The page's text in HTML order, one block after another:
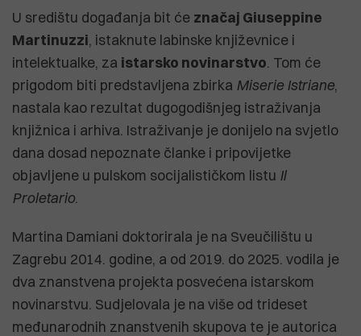
U središtu događanja bit će značaj Giuseppine
Martinuzzi, istaknute labinske književnice i
intelektualke, za istarsko novinarstvo. Tom će
prigodom biti predstavljena zbirka Miserie Istriane,
nastala kao rezultat dugogodišnjeg istraživanja
knjižnica i arhiva. Istraživanje je donijelo na svjetlo
dana dosad nepoznate članke i pripovijetke
objavljene u pulskom socijalističkom listu Il
Proletario.
Martina Damiani doktorirala je na Sveučilištu u
Zagrebu 2014. godine, a od 2019. do 2025. vodila je
dva znanstvena projekta posvećena istarskom
novinarstvu. Sudjelovala je na više od trideset
međunarodnih znanstvenih skupova te je autorica